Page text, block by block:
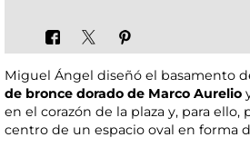
Miguel Ángel diseñó el basamento
de bronce dorado de Marco Aurelio
en el corazón de la plaza y, para ello,
centro de un espacio oval en forma